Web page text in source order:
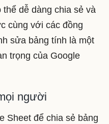
dễ dàng chia sẻ và
cùng với các đồng
sửa bảng tính là một
trọng của Google
người
Sheet để chia sẻ bảng